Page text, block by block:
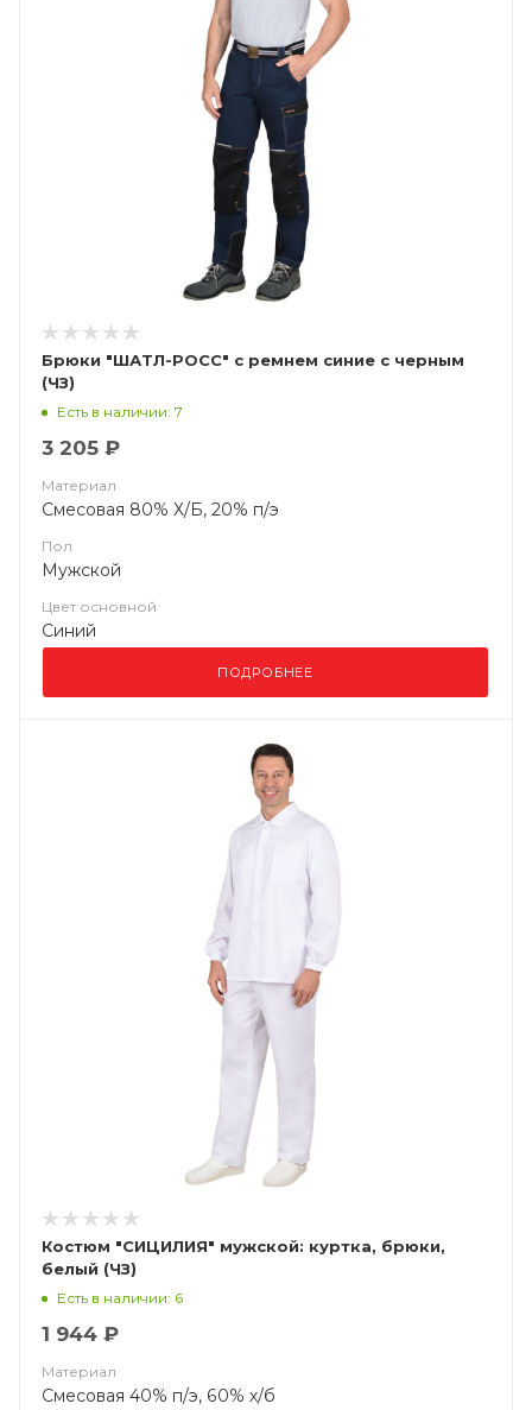
Брюки "ШАТЛ-РОСС" с ремнем синие с черным
(ЧЗ)
Есть в наличии: 7
3 205 ₽
Материал
Смесовая 80% Х/Б, 20% п/э
Пол
Мужской
Цвет основной
Синий
ПОДРОБНЕЕ
Костюм "СИЦИЛИЯ" мужской: куртка, брюки,
белый (ЧЗ)
Есть в наличии: 6
1 944 ₽
Материал
Смесовая 40% п/э, 60% х/б